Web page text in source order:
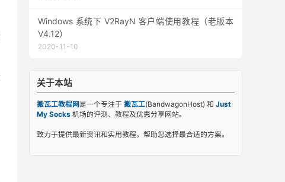
Windows 系统下 V2RayN 客户端使用教程（老版本
V4.12）
2020-11-10
关于本站
搬瓦工教程网是一个专注于 搬瓦工(BandwagonHost) 和 Just
My Socks 机场的评测、教程及优惠分享网站。
致力于提供最新资讯和实用教程，帮助您选择最合适的方案。